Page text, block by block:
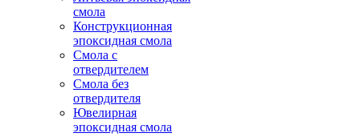
смола
Конструкционная
эпоксидная смола
Смола с
отвердителем
Смола без
отвердителя
Ювелирная
эпоксидная смола